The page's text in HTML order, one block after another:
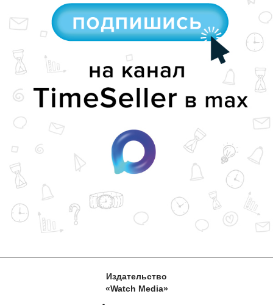
Издательство
«Watch Media»